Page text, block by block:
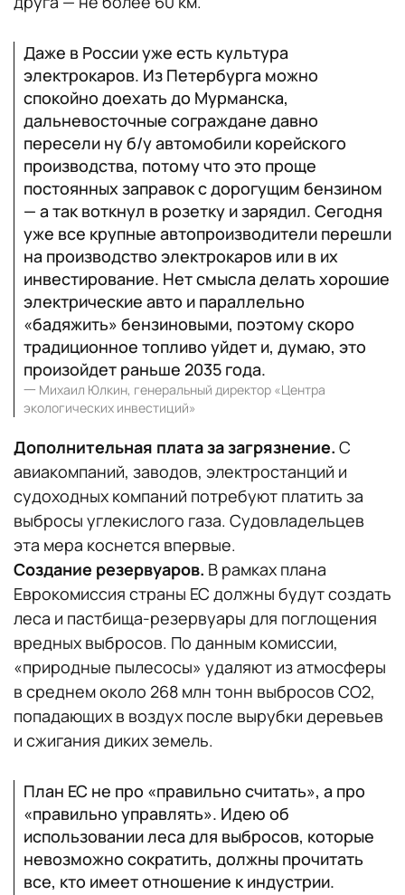
Даже в России уже есть культура
электрокаров. Из Петербурга можно
спокойно доехать до Мурманска,
дальневосточные сограждане давно
пересели ну б/у автомобили корейского
производства, потому что это проще
постоянных заправок с дорогущим бензином
— а так воткнул в розетку и зарядил. Сегодня
уже все крупные автопроизводители перешли
на производство электрокаров или в их
инвестирование. Нет смысла делать хорошие
электрические авто и параллельно
«бадяжить» бензиновыми, поэтому скоро
традиционное топливо уйдет и, думаю, это
произойдет раньше 2035 года.
一 Михаил Юлкин, генеральный директор «Центра
экологических инвестиций»
Дополнительная плата за загрязнение. С
авиакомпаний, заводов, электростанций и
судоходных компаний потребуют платить за
выбросы углекислого газа. Судовладельцев
эта мера коснется впервые.
Создание резервуаров. В рамках плана
Еврокомиссия страны ЕС должны будут создать
леса и пастбища-резервуары для поглощения
вредных выбросов. По данным комиссии,
«природные пылесосы» удаляют из атмосферы
в среднем около 268 млн тонн выбросов CO2,
попадающих в воздух после вырубки деревьев
и сжигания диких земель.
План ЕС не про «правильно считать», а про
«правильно управлять». Идею об
использовании леса для выбросов, которые
невозможно сократить, должны прочитать
все, кто имеет отношение к индустрии.